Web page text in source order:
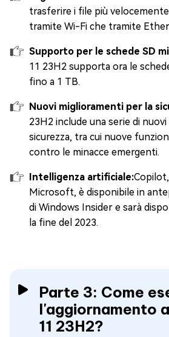
trasferire i file più
tramite Wi-Fi che tramite
Supporto per le schede SD
11 23H2 supporta ora le
fino a 1 TB.
Nuovi miglioramenti per la
23H2 include una serie di
sicurezza, tra cui nuove
contro le minacce emergenti.
Intelligenza artificiale:
Microsoft, è disponibile in
di Windows Insider e sarà
la fine del 2023.
Parte 3: Come
l'aggiornamento
11 23H2?